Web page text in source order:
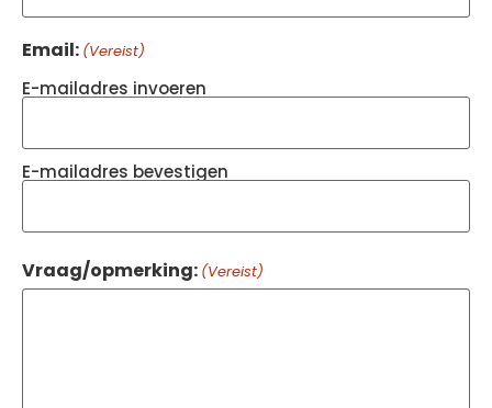
Email: (Vereist)
E-mailadres invoeren
E-mailadres bevestigen
Vraag/opmerking: (Vereist)